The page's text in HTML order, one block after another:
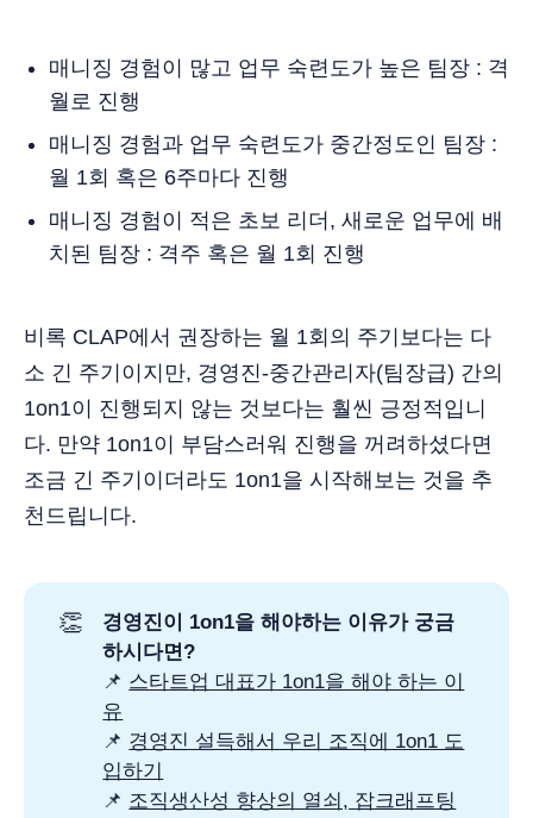
매니징 경험이 많고 업무 숙련도가 높은 팀장 : 격
월로 진행
매니징 경험과 업무 숙련도가 중간정도인 팀장 :
월 1회 혹은 6주마다 진행
매니징 경험이 적은 초보 리더, 새로운 업무에 배
치된 팀장 : 격주 혹은 월 1회 진행
비록 CLAP에서 권장하는 월 1회의 주기보다는 다
소 긴 주기이지만, 경영진-중간관리자(팀장급) 간의
1on1이 진행되지 않는 것보다는 훨씬 긍정적입니
다. 만약 1on1이 부담스러워 진행을 꺼려하셨다면
조금 긴 주기이더라도 1on1을 시작해보는 것을 추
천드립니다.
👏
경영진이 1on1을 해야하는 이유가 궁금
하시다면?
📌 스타트업 대표가 1on1을 해야 하는 이
유
📌 경영진 설득해서 우리 조직에 1on1 도
입하기
📌 조직생산성 향상의 열쇠, 잡크래프팅